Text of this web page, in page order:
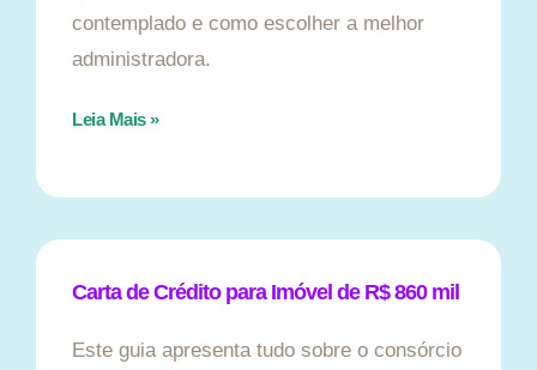
contemplado e como escolher a melhor
administradora.
Leia Mais »
Carta de Crédito para Imóvel de R$ 860 mil
Este guia apresenta tudo sobre o consórcio